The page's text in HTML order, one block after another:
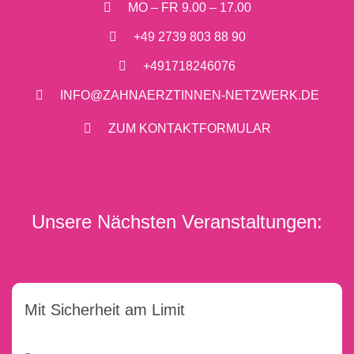
MO – FR 9.00 – 17.00
+49 2739 803 88 90
+491718246076
INFO@ZAHNAERZTINNEN-NETZWERK.DE
ZUM KONTAKTFORMULAR
Unsere Nächsten Veranstaltungen:
Mit Sicherheit am Limit